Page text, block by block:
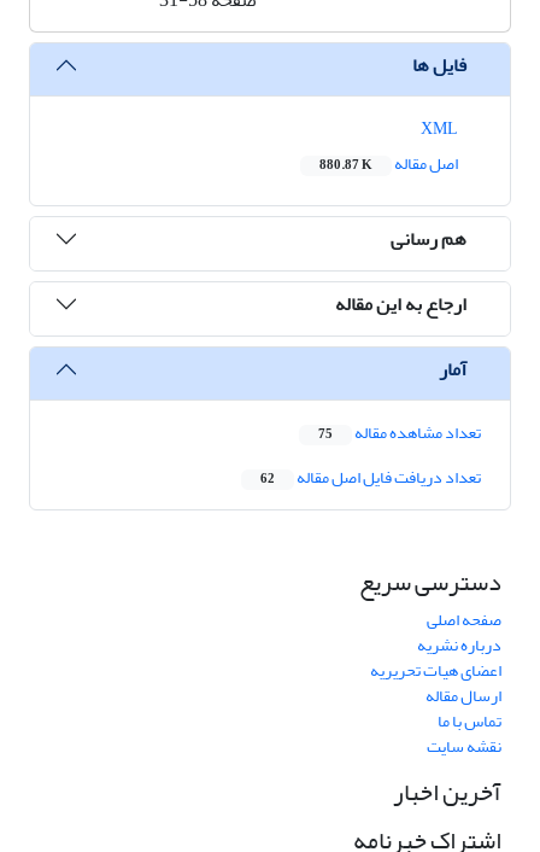
فایل ها
اصل مقاله
880.87 K
هم رسانی
ارجاع به این مقاله
آمار
تعداد مشاهده مقاله 75
تعداد دریافت فایل اصل مقاله 62
دسترسی سریع
صفحه اصلی
درباره نشریه
اعضای هیات تحریریه
ارسال مقاله
تماس با ما
نقشه سایت
آخرین اخبار
اشتراک خبرنامه